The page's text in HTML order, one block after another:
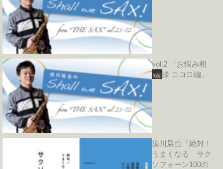
vol.2 「お悩み相
談 ココロ編」
須川展也「絶対！
うまくなる サク
ソフォーン100の